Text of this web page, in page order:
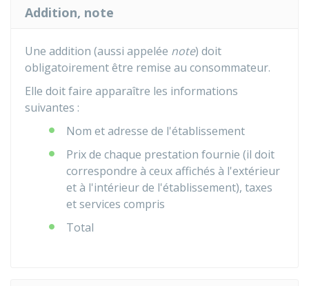
Addition, note
Une addition (aussi appelée note) doit
obligatoirement être remise au consommateur.
Elle doit faire apparaître les informations
suivantes :
Nom et adresse de l'établissement
Prix de chaque prestation fournie (il doit
correspondre à ceux affichés à l'extérieur
et à l'intérieur de l'établissement), taxes
et services compris
Total